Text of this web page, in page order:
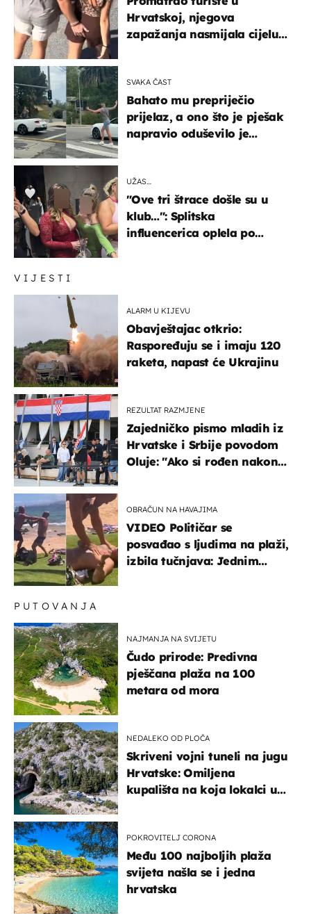
VIJESTI
ALARM U KIJEVU
Obavještajac otkrio:
Raspoređuju se i imaju 120
raketa, napast će Ukrajinu
REZULTAT RAZMJENE
Zajedničko pismo mladih iz
Hrvatske i Srbije povodom
Oluje: "Ako si rođen nakon
OBRAČUN NA HAVAJIMA
VIDEO Političar se
posvađao s ljudima na plaži,
izbila tučnjava: Jednim
Hrvatskoj, njegova
zapažanja nasmijala cijelu
SVAKA ČAST
Bahato mu prepriječio
prijelaz, a ono što je pješak
napravio oduševilo je
UŽAS…
"Ove tri štrace došle su u
klub…": Splitska
influencerica oplela po
PUTOVANJA
NAJMANJA NA SVIJETU
Čudo prirode: Predivna
pješčana plaža na 100
metara od mora
NEDALEKO OD PLOČA
Skriveni vojni tuneli na jugu
Hrvatske: Omiljena
kupališta na koja lokalci u
POKROVITELJ CORONA
Među 100 najboljih plaža
svijeta našla se i jedna
hrvatska